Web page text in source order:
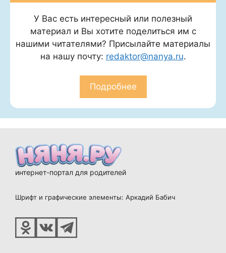
У Вас есть интересный или полезный
материал и Вы хотите поделиться им с
нашими читателями? Присылайте материалы
на нашу почту: redaktor@nanya.ru.
Подробнее
интернет-портал для родителей
Шрифт и графические элементы: Аркадий Бабич